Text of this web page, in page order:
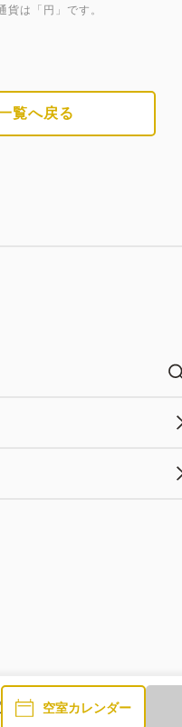
空室カレンダー
は「円」です。
覧へ戻る
Corporation. All rights